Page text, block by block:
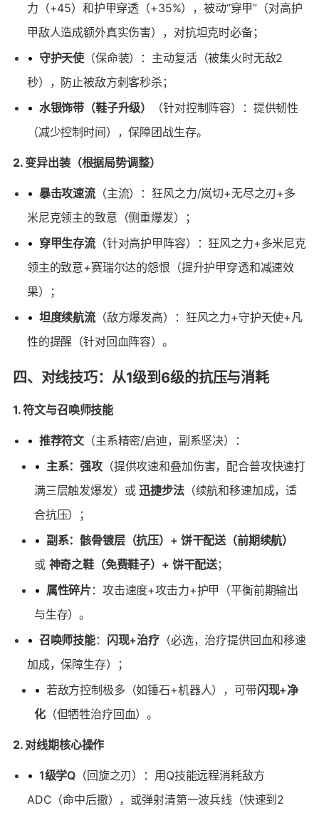
力（+45）和护甲穿透（+35%），被动“穿甲”（对高护
甲敌人造成额外真实伤害），对抗坦克时必备；
• 守护天使 （保命装）：主动复活（被集火时无敌2
秒），防止被敌方刺客秒杀；
• 水银饰带（鞋子升级）
（针对控制阵容）：提供韧性
（减少控制时间），保障团战生存。
2. 变异出装（根据局势调整）
• 暴击攻速流（主流）：狂风之力/岚切+无尽之刃+多
米尼克领主的致意（侧重爆发）；
• 穿甲生存流（针对高护甲阵容）：狂风之力+多米尼克
领主的致意+赛瑞尔达的怨恨（提升护甲穿透和减速效
果）；
• 坦度续航流（敌方爆发高）：狂风之力+守护天使+凡
性的提醒（针对回血阵容）。
四、对线技巧：从1级到6级的抗压与消耗
1. 符文与召唤师技能
• 推荐符文 （主系精密/启迪，副系坚决）：
• 主系：强攻（提供攻速和叠加伤害，配合普攻快速打
满三层触发爆发）或迅捷步法（续航和移速加成，适
合抗压）；
• 副系：骸骨镀层（抗压）+ 饼干配送（前期续航）
或 神奇之鞋（免费鞋子）+ 饼干配送；
• 属性碎片 ：攻击速度+攻击力+护甲（平衡前期输出
与生存）。
• 召唤师技能： 闪现+治疗 （必选，治疗提供回血和移速
加成，保障生存）；
• 若敌方控制极多（如锤石+机器人），可带闪现+净
化（但牺牲治疗回血）。
2. 对线期核心操作
• 1级学Q （回旋之刃）：用Q技能远程消耗敌方
ADC（命中后撤），或弹射清第一波兵线（快速到2